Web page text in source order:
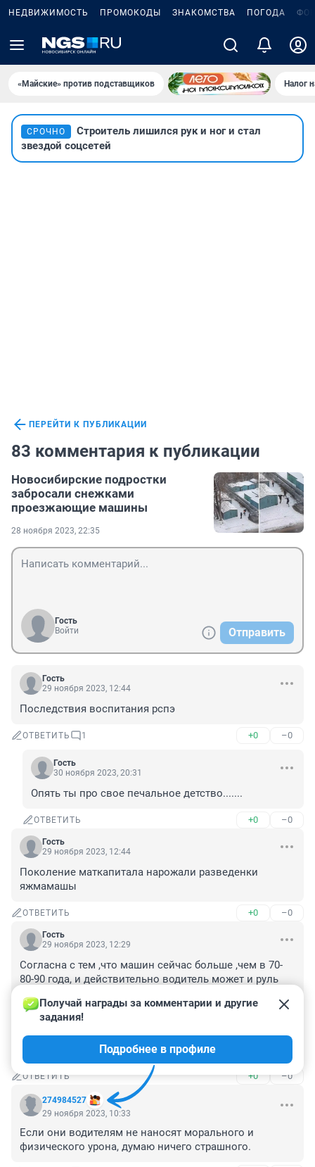
НЕДВИЖИМОСТЬ ПРОМОКОДЫ ЗНАКОМСТВА ПОГОДА
«Майские» против подставщиков Налог
СРОЧНО
Строитель лишился рук и ног и стал
звездой соцсетей
ПЕРЕЙТИ К ПУБЛИКАЦИИ
83 комментария к публикации
Новосибирские подростки
забросали снежками
проезжающие машины
28 ноября 2023, 22:35
Гость
Войти
Отправить
Гость
29 ноября 2023, 12:44
Последствия воспитания рспэ
ОТВЕТИТЬ 1 +0 –0
Гость
30 ноября 2023, 20:31
Опять ты про свое печальное детство.......
ОТВЕТИТЬ +0 –0
Гость
29 ноября 2023, 12:44
Поколение маткапитала нарожали разведенки
яжмамашы
ОТВЕТИТЬ +0 –0
Гость
29 ноября 2023, 12:29
Согласна с тем ,что машин сейчас больше ,чем в 70-
80-90 года, и действительно водитель может и руль
безопасности всех кто на дороги.... Да и это далеко
не детки, по видео заметно что подростки.Нет
реализации своей энергии, вот и занимают себя чем
ОТВЕТИТЬ +0 –0
274984527
Получай награды за комментарии и другие
задания!
Подробнее в профиле
29 ноября 2023, 10:33
Если они водителям не наносят морального и
физического урона, думаю ничего страшного.